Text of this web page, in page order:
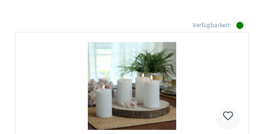
Verfügbarkeit: